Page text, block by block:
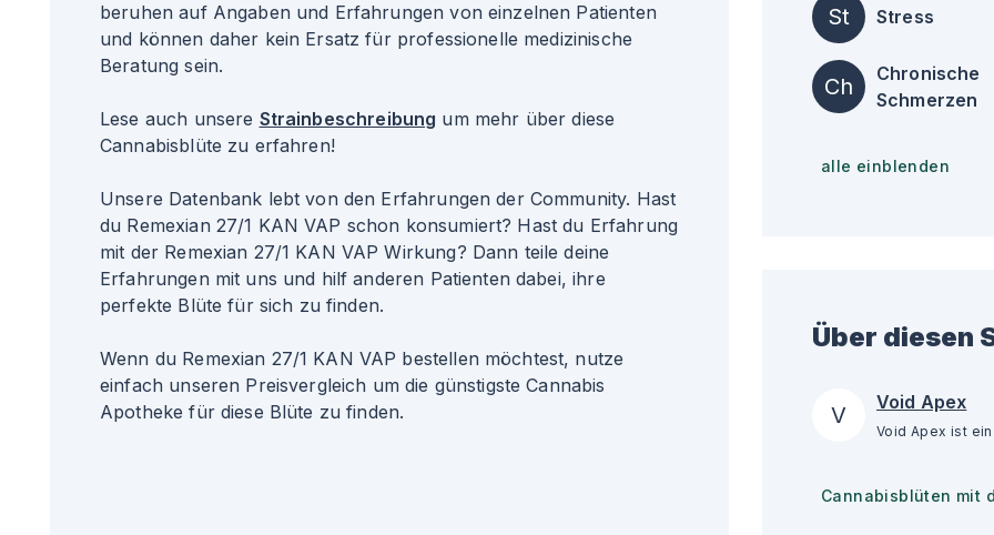
beruhen auf Angaben und Erfahrungen von einzelnen Patienten
und können daher kein Ersatz für professionelle medizinische
Beratung sein.
Lese auch unsere Strainbeschreibung um mehr über diese
Cannabisblüte zu erfahren!
Unsere Datenbank lebt von den Erfahrungen der Community. Hast
du Remexian 27/1 KAN VAP schon konsumiert? Hast du Erfahrung
mit der Remexian 27/1 KAN VAP Wirkung? Dann teile deine
Erfahrungen mit uns und hilf anderen Patienten dabei, ihre
perfekte Blüte für sich zu finden.
Wenn du Remexian 27/1 KAN VAP bestellen möchtest, nutze
einfach unseren Preisvergleich um die günstigste Cannabis
Apotheke für diese Blüte zu finden.
St Stress
Ch
Chronische
Schmerzen
alle einblenden
Über diesen
V Void Apex
Cannabisblüten mit